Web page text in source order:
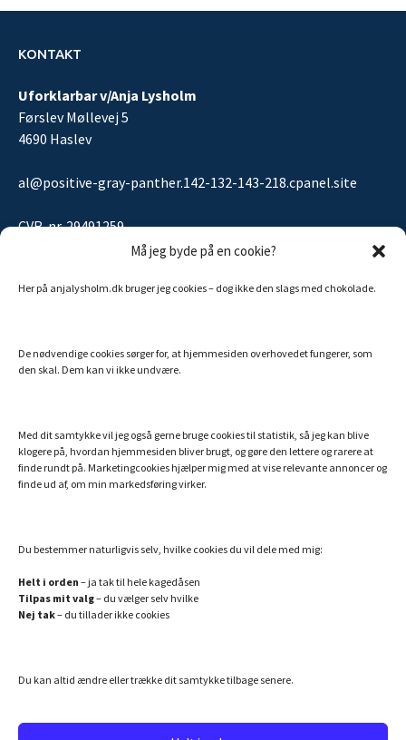
Må jeg byde på en cookie?
Her på anjalysholm.dk bruger jeg cookies – dog ikke den slags med chokolade.
De nødvendige cookies sørger for, at hjemmesiden overhovedet fungerer, som
den skal. Dem kan vi ikke undvære.
Med dit samtykke vil jeg også gerne bruge cookies til statistik, så jeg kan blive
klogere på, hvordan hjemmesiden bliver brugt, og gøre den lettere og rarere at
finde rundt på. Marketingcookies hjælper mig med at vise relevante annoncer og
finde ud af, om min markedsføring virker.
Du bestemmer naturligvis selv, hvilke cookies du vil dele med mig:
Helt i orden – ja tak til hele kagedåsen
Tilpas mit valg– du vælger selv hvilke
Nej tak– du tillader ikke cookies
Du kan altid ændre eller trække dit samtykke tilbage senere.
KONTAKT
Uforklarbar v/Anja Lysholm
Førslev Møllevej 5
4690 Haslev
al@positive-gray-panther.142-132-143-218.cpanel.site
CVR-nr. 29491259
MINE ANDRE SIDER
Efterlivet.dk
Essentielle olier fra doTERRA
Hemi-Sync – din danske guide
Verdens bedste collagenpulver med NMN og resveratrol
SAMARBEJDSPARTNERE JEG ANBEFALER
Produktion, mix, mastering